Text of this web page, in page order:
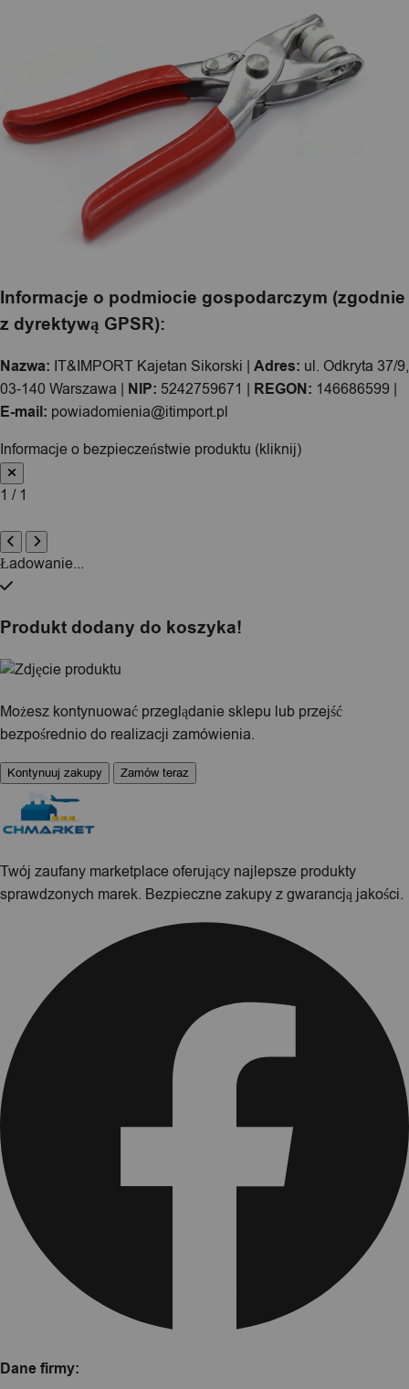
Informacje o podmiocie gospodarczym (zgodnie
z dyrektywą GPSR):
Nazwa: IT&IMPORT Kajetan Sikorski | Adres: ul. Odkryta 37/9,
03-140 Warszawa | NIP: 5242759671 | REGON: 146686599 |
E-mail: powiadomienia@itimport.pl
Informacje o bezpieczeństwie produktu (kliknij)
1 / 1
Ładowanie...
Produkt dodany do koszyka!
Możesz kontynuować przeglądanie sklepu lub przejść
bezpośrednio do realizacji zamówienia.
Kontynuuj zakupy Zamów teraz
Twój zaufany marketplace oferujący najlepsze produkty
sprawdzonych marek. Bezpieczne zakupy z gwarancją jakości.
Dane firmy: